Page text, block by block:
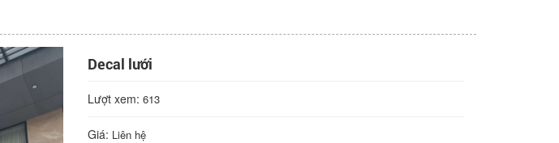
Decal lưới
Lượt xem: 613
Giá: Liên hệ